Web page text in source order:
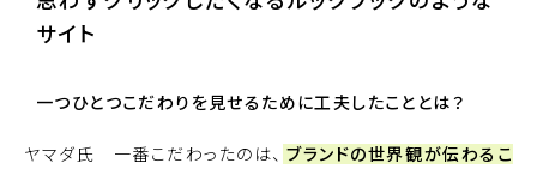
サイト
一つひとつこだわりを見せるために工夫したこととは？
ヤマダ氏 一番こだわったのは、 ブランドの世界観が伝わるこ